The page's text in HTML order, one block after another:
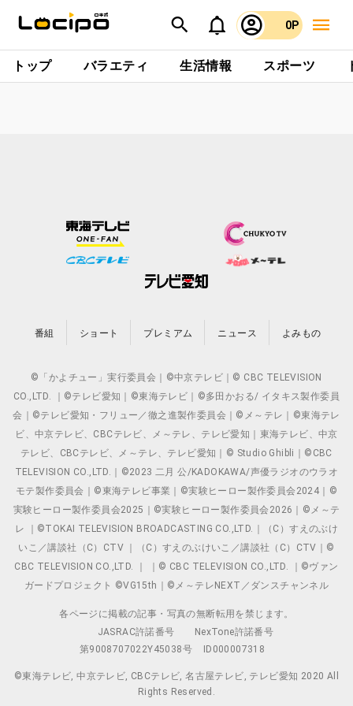
0P
トップ バラエティ 生活情報 スポーツ
番組 ショート プレミアム ニュース よみもの
©「かよチュー」実行委員会｜©中京テレビ｜© CBC TELEVISION
CO.,LTD. ｜©テレビ愛知｜©東海テレビ｜©多田かおる/ イタキス製作委員
会｜©テレビ愛知・フリュー／徹之進製作委員会｜©メ～テレ｜©東海テレ
ビ、中京テレビ、CBCテレビ、メ～テレ、テレビ愛知｜東海テレビ、中京
テレビ、CBCテレビ、メ～テレ、テレビ愛知｜© Studio Ghibli｜©CBC
TELEVISION CO.,LTD.｜©2023 二月 公/KADOKAWA/声優ラジオのウラオ
モテ製作委員会｜©東海テレビ事業｜©実験ヒーロー製作委員会2024｜©
実験ヒーロー製作委員会2025｜©実験ヒーロー製作委員会2026｜©メ～テ
レ ｜©TOKAI TELEVISION BROADCASTING CO.,LTD.｜（C）すえのぶけ
いこ／講談社（C）CTV ｜（C）すえのぶけいこ／講談社（C）CTV｜©
CBC TELEVISION CO.,LTD. ｜ ｜© CBC TELEVISION CO.,LTD. ｜©ヴァン
ガードプロジェクト ©VG15th｜©メ～テレNEXT／ダンスチャンネル
各ページに掲載の記事・写真の無断転用を禁じます。
JASRAC許諾番号
NexTone許諾番号
第9008707022Y45038号
ID000007318
©東海テレビ, 中京テレビ, CBCテレビ, 名古屋テレビ, テレビ愛知 2020 All
Rights Reserved.